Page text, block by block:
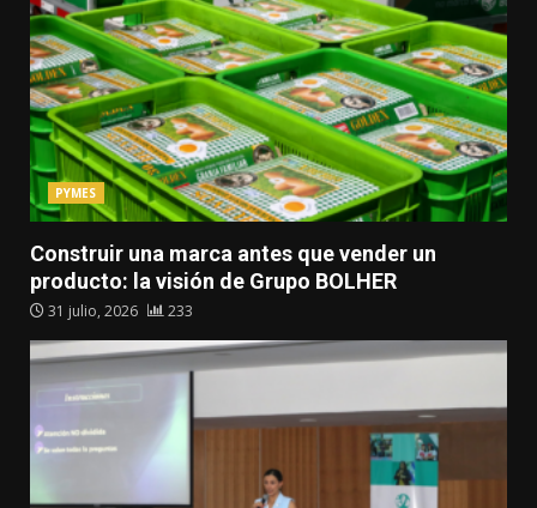
PYMES
Construir una marca antes que vender un
producto: la visión de Grupo BOLHER
31 julio, 2026 233